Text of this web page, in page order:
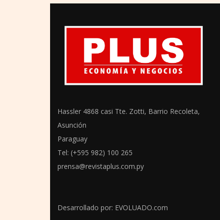
Hassler 4868 casi Tte. Zotti, Barrio Recoleta,
Asunción
Paraguay
Tel: (+595 982) 100 265
prensa@revistaplus.com.py
Desarrollado por: EVOLUADO.com